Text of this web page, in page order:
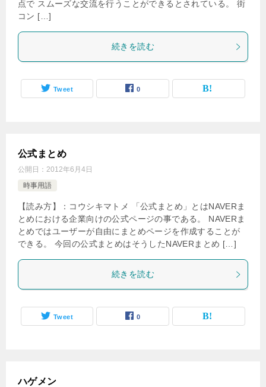
点で スムーズな交流を行うことができるとされている。 街
コン […]
続きを読む
Tweet 0
公式まとめ
公開日： 2012年6月4日
時事用語
【読み方】：コウシキマトメ 「公式まとめ」とはNAVERま
とめにおける企業向けの公式ページの事である。 NAVERま
とめではユーザーが自由にまとめページを作成することが
できる。 今回の公式まとめはそうしたNAVERまとめ […]
続きを読む
Tweet 0
ハゲメン